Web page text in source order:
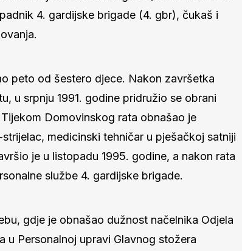
4. gardijske brigade (4. gbr), čukaš i
peto od šestero djece. Nakon završetka
u srpnju 1991. godine pridružio se obrani
Domovinskog rata obnašao je
medicinski tehničar u pješačkoj satniji
je u listopadu 1995. godine, a nakon rata
službe 4. gardijske brigade.
gdje je obnašao dužnost načelnika Odjela
u Personalnoj upravi Glavnog stožera